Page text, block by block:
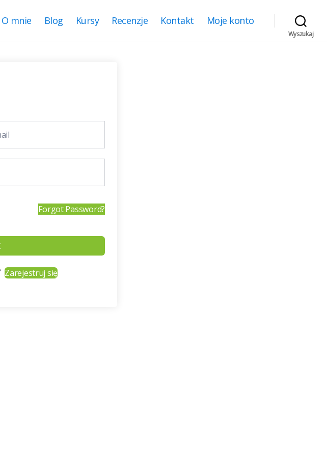
O mnie Blog Kursy Recenzje Kontakt Moje konto
Wyszukaj
Forgot Password?
Zarejestruj się